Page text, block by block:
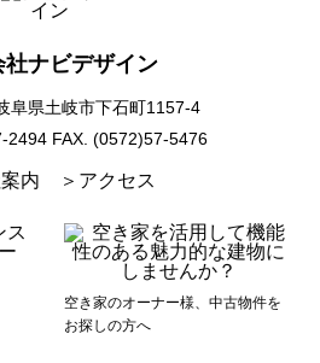
社ナビデザイン
阜県土岐市下石町1157-4
2494 FAX. (0572)57-5476
内 ＞アクセス
空き家のオーナー様、中古物件を
お探しの方へ